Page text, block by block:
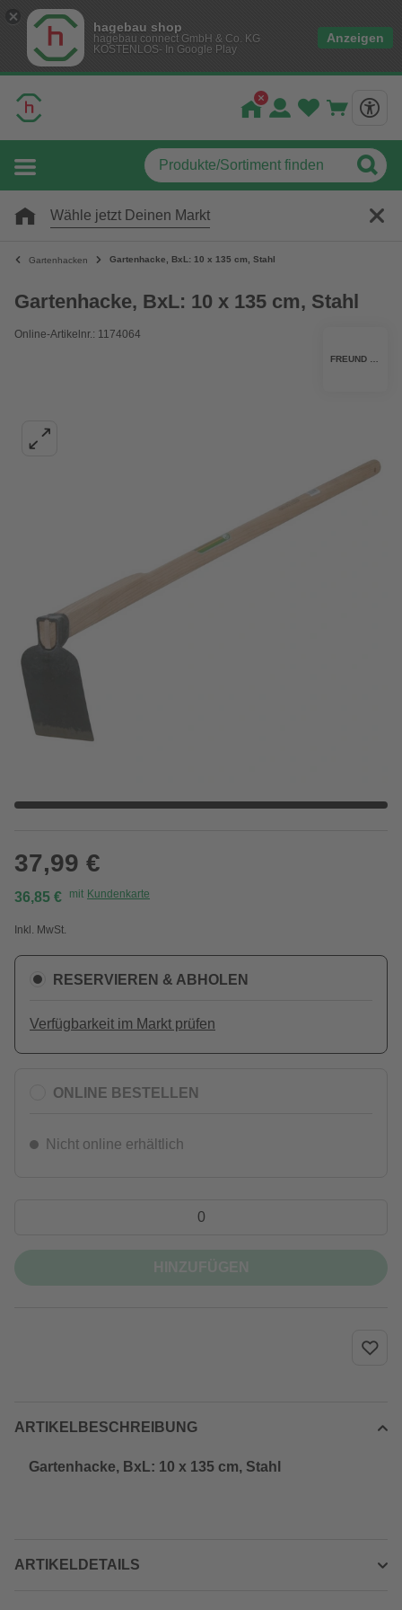
hagebau shop
hagebau connect GmbH & Co. KG
KOSTENLOS- In Google Play
Anzeigen
Wähle jetzt Deinen Markt
Gartenhacken Gartenhacke, BxL: 10 x 135 cm, Stahl
Gartenhacke, BxL: 10 x 135 cm, Stahl
Online-Artikelnr.: 1174064
37,99 €
36,85 € mit Kundenkarte
Inkl. MwSt.
RESERVIEREN & ABHOLEN
Verfügbarkeit im Markt prüfen
ONLINE BESTELLEN
Nicht online erhältlich
ARTIKELBESCHREIBUNG
Gartenhacke, BxL: 10 x 135 cm, Stahl
ARTIKELDETAILS